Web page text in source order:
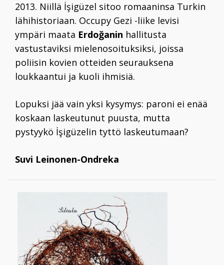
2013. Niillä İşigüzel sitoo romaaninsa Turkin
lähihistoriaan. Occupy Gezi -liike levisi
ympäri maata Erdoğanin hallitusta
vastustaviksi mielenosoituksiksi, joissa
poliisin kovien otteiden seurauksena
loukkaantui ja kuoli ihmisiä.
Lopuksi jää vain yksi kysymys: paroni ei enää
koskaan laskeutunut puusta, mutta
pystyykö İşigüzelin tyttö laskeutumaan?
Suvi Leinonen-Ondreka